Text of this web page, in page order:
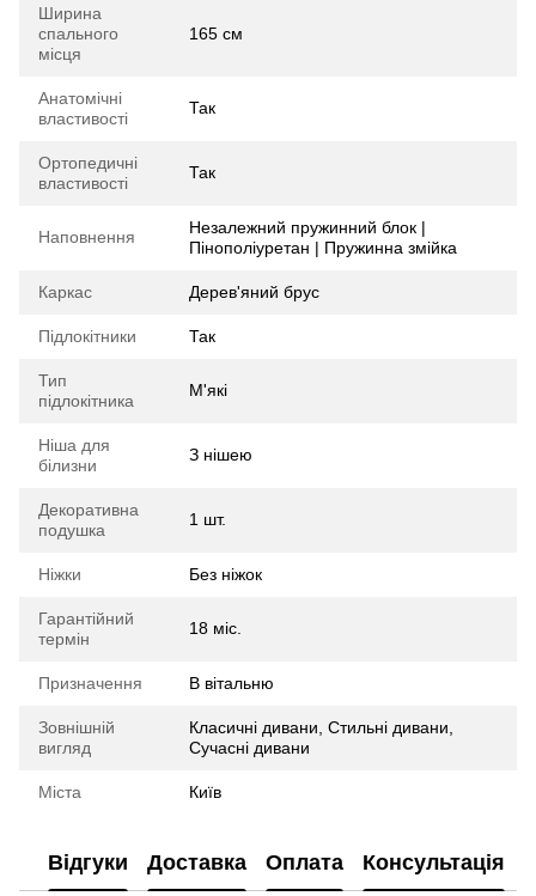
Ширина
спального
місця
165 см
Анатомічні
властивості
Так
Ортопедичні
властивості
Так
Наповнення
Незалежний пружинний блок |
Пінополіуретан | Пружинна змійка
Каркас Дерев'яний брус
Підлокітники Так
Тип
підлокітника
М'які
Ніша для
білизни
З нішею
Декоративна
подушка
1 шт.
Ніжки Без ніжок
Гарантійний
термін
18 міс.
Призначення В вітальню
Зовнішній
вигляд
Класичні дивани, Стильні дивани,
Сучасні дивани
Міста Київ
Відгуки Доставка Оплата Консультація